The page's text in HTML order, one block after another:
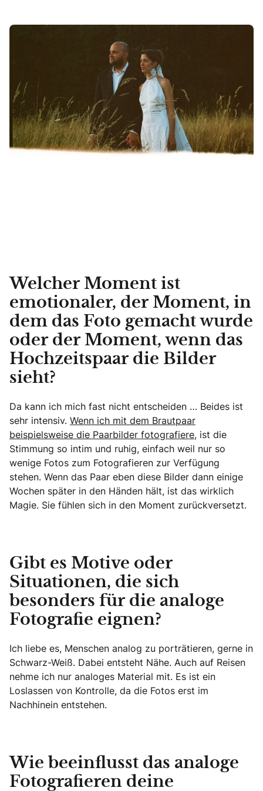
Welcher Moment ist
emotionaler, der Moment, in
dem das Foto gemacht wurde
oder der Moment, wenn das
Hochzeitspaar die Bilder
sieht?
Da kann ich mich fast nicht entscheiden … Beides ist
sehr intensiv. Wenn ich mit dem Brautpaar
beispielsweise die Paarbilder fotografiere, ist die
Stimmung so intim und ruhig, einfach weil nur so
wenige Fotos zum Fotografieren zur Verfügung
stehen. Wenn das Paar eben diese Bilder dann einige
Wochen später in den Händen hält, ist das wirklich
Magie. Sie fühlen sich in den Moment zurückversetzt.
Gibt es Motive oder
Situationen, die sich
besonders für die analoge
Fotografie eignen?
Ich liebe es, Menschen analog zu porträtieren, gerne in
Schwarz-Weiß. Dabei entsteht Nähe. Auch auf Reisen
nehme ich nur analoges Material mit. Es ist ein
Loslassen von Kontrolle, da die Fotos erst im
Nachhinein entstehen.
Wie beeinflusst das analoge
Fotografieren deine